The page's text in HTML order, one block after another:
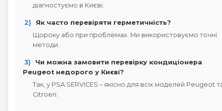
діагностуємо в Києві.
2)
Як часто перевіряти герметичність?
Щороку або при проблемах. Ми використовуємо точні
методи.
3)
Чи можна замовити перевірку кондиціонера
Peugeot недорого у Києві?
Так, у PSA.SERVICES – якісно для всіх моделей Peugeot
Citroen.